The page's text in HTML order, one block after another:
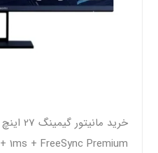
+ 1ms + FreeSync Premium